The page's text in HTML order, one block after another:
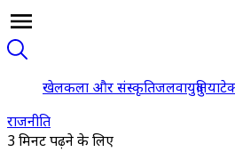
खेलकला और संस्कृतिजलवायुदुनिया
राजनीति
3 मिनट पढ़ने के लिए